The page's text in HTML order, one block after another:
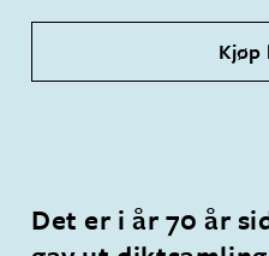
Kjøp
Det er i år 70 år